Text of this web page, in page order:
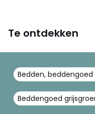
Te ontdekken
Bedden,
Beddengoed